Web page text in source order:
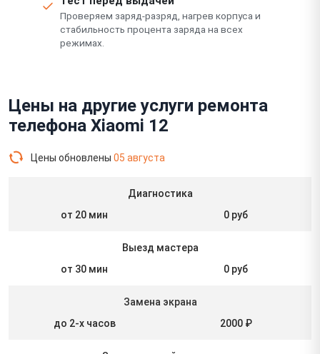
Проверяем заряд-разряд, нагрев корпуса и
стабильность процента заряда на всех
режимах.
Цены на другие услуги ремонта
телефона Xiaomi 12
Цены обновлены 05 августа
Диагностика
от 20 мин
0 руб
Выезд мастера
от 30 мин
0 руб
Замена экрана
до 2-х часов
2000 ₽